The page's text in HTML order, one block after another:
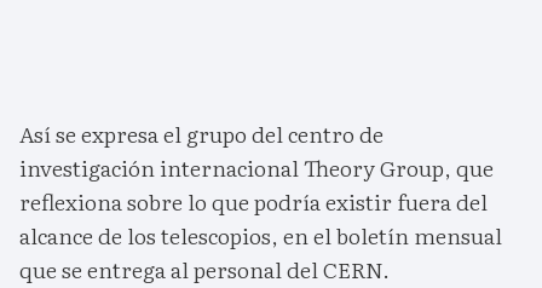
Así se expresa el grupo del centro de
investigación internacional Theory Group, que
reflexiona sobre lo que podría existir fuera del
alcance de los telescopios, en el boletín mensual
que se entrega al personal del CERN.